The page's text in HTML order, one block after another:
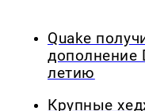
Quake
дополнение
летию
Крупные